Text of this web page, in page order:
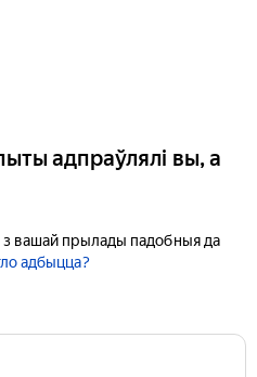
адпраўлялі вы, а
вашай прылады падобныя да
адбыцца?